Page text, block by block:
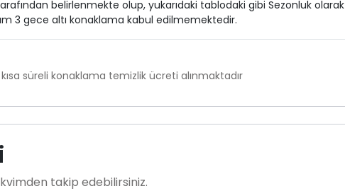
belirlenmekte olup, yukarıdaki tablodaki gibi Sezonluk olarak
3 gece altı konaklama kabul edilmemektedir.
süreli konaklama temizlik ücreti alınmaktadır
takip edebilirsiniz.